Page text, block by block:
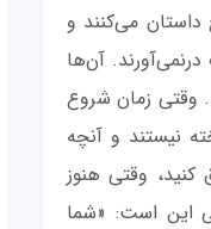
می‌کنند و
آن‌ها
وقتی زمان شروع
نیستند و آنچه
وقتی هنوز
این است: «شما